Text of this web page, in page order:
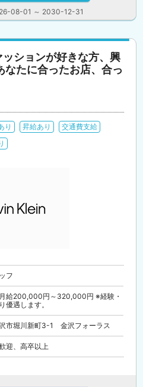
08-01 ～ 2030-12-31
ッションが好きな方、興
なたに合ったお店、合っ
り 昇給あり
交通費支給
フ
給200,000円～320,000円 ※経験・
優遇します。
市堀川新町3-1 金沢フォーラス
迎、高卒以上